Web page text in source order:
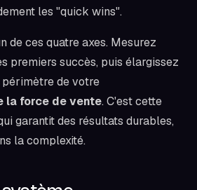
les "quick wins".
de ces quatre axes. Mesurez
premiers succès, puis élargissez
de votre
la force de vente. C'est cette
garantit des résultats durables,
la complexité.